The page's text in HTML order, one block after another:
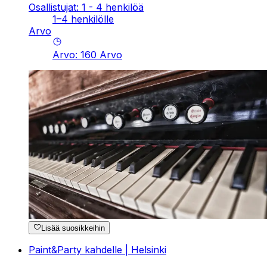
Osallistujat: 1 - 4 henkilöä
1–4 henkilölle
Arvo
Arvo: 160 Arvo
Lisää suosikkeihin
Paint&Party kahdelle | Helsinki